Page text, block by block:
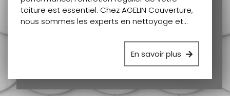
toiture est essentiel. Chez AGELIN Couverture,
nous sommes les experts en nettoyage et…
En savoir plus